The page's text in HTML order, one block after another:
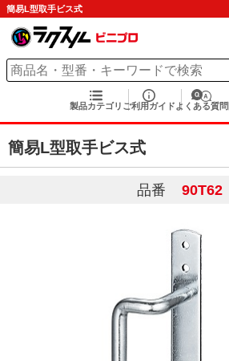
簡易L型取手ビス式
製品カテゴリ ご利用ガイド よくある質問
簡易L型取手ビス式
品番 90T62